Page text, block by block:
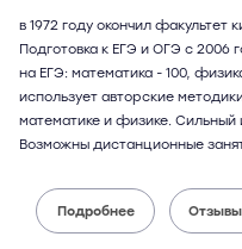
в 1972 году окончил факультет
Подготовка к ЕГЭ и ОГЭ с 2006
на ЕГЭ: математика - 100,
использует авторские
математике и физике. Сильный
Возможны дистанционные
Подробнее Отзывы